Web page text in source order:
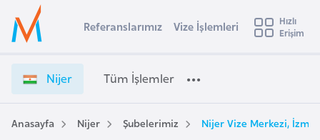
Ülke Seçimi
Başvuru yapmak istediğiniz ülkeyi seçin
Üye
Girişi
i
r
V
e
t
Referanslarımız Vize İşlemleri
Hızlı
Erişim
Nijer Tüm İşlemler
Anasayfa Nijer Şubelerimiz Nijer Vize Merkezi, İzmir
s
t
r
a